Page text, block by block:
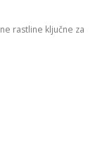
rastline ključne za